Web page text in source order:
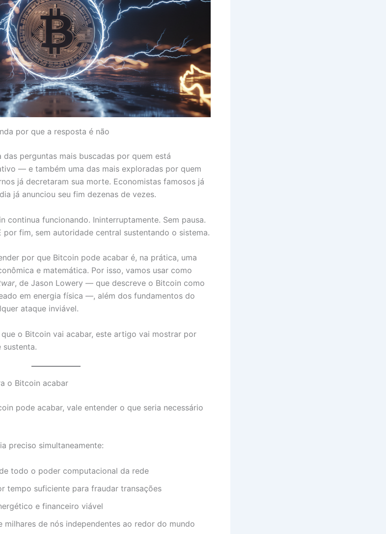
por que a resposta é não
perguntas mais buscadas por quem está
— e também uma das mais exploradas por quem
já decretaram sua morte. Economistas famosos já
já anunciou seu fim dezenas de vezes.
continua funcionando. Ininterruptamente. Sem pausa.
por fim, sem autoridade central sustentando o sistema.
por que Bitcoin pode acabar é, na prática, uma
e matemática. Por isso, vamos usar como
, de Jason Lowery — que descreve o Bitcoin como
em energia física —, além dos fundamentos do
ataque inviável.
o Bitcoin vai acabar, este artigo vai mostrar por
sustenta.
o Bitcoin acabar
pode acabar, vale entender o que seria necessário
preciso simultaneamente:
todo o poder computacional da rede
tempo suficiente para fraudar transações
e financeiro viável
milhares de nós independentes ao redor do mundo